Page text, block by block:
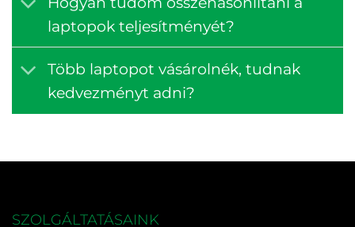
laptopok teljesítményét?
Több laptopot vásárolnék, tudnak
kedvezményt adni?
SZOLGÁLTATÁSAINK